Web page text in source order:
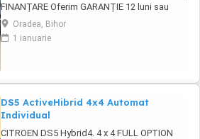
FINANȚARE Oferim GARANȚIE 12 luni sau
10.000 km Mercedes-Benz C 200d 9G-Tronic
Avantgarde Motor - 2.0 diesel , Mild-hybrid
163 CP, Euro6 + motor electric 15 kW hibrid
Oradea, Bihor
1 ianuarie
DS5 ActiveHibrid 4x4 Automat
Individual
CITROEN DS5 Hybrid4. 4 x 4 FULL OPTION